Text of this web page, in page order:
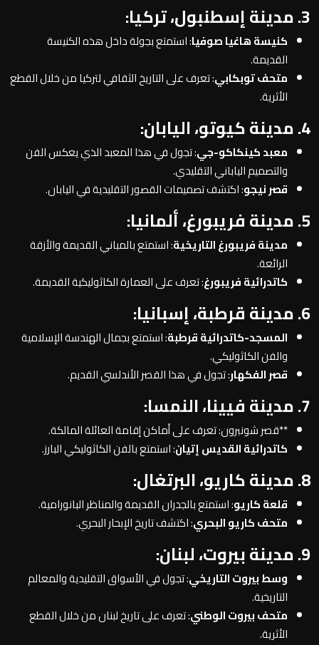
3. مدينة إسطنبول، تركيا:
كنيسة هاغيا صوفيا: استمتع بجولة داخل هذه الكنيسة
القديمة.
متحف توبكابي: تعرف على التاريخ الثقافي لتركيا من خلال القطع
الأثرية.
4. مدينة كيوتو، اليابان:
معبد كينكاكو-جي: تجول في هذا المعبد الذي يعكس الفن
والتصميم الياباني التقليدي.
قصر نيجو: اكتشف تصميمات القصور التقليدية في اليابان.
5. مدينة فريبورغ، ألمانيا:
مدينة فريبورغ التاريخية: استمتع بالمباني القديمة والأزقة
الرائعة.
كاتدرائية فريبورغ: تعرف على العمارة الكاثوليكية القديمة.
6. مدينة قرطبة، إسبانيا:
المسجد-كاتدرائية قرطبة: استمتع بجمال الهندسة الإسلامية
والفن الكاثوليكي.
قصر الفكهار: تجول في هذا القصر الأندلسي القديم.
7. مدينة فيينا، النمسا:
**قصر شونبرون: تعرف على أماكن إقامة العائلة المالكة.
كاتدرائية القديس إتيان: استمتع بالفن الكاثوليكي البارز.
8. مدينة كاريو، البرتغال:
قلعة كاريو: استمتع بالجدران القديمة والمناظر البانورامية.
متحف كاريو البحري: اكتشف تاريخ الإبحار البحري.
9. مدينة بيروت، لبنان:
وسط بيروت التاريخي: تجول في الأسواق التقليدية والمعالم
التاريخية.
متحف بيروت الوطني: تعرف على تاريخ لبنان من خلال القطع
الأثرية.